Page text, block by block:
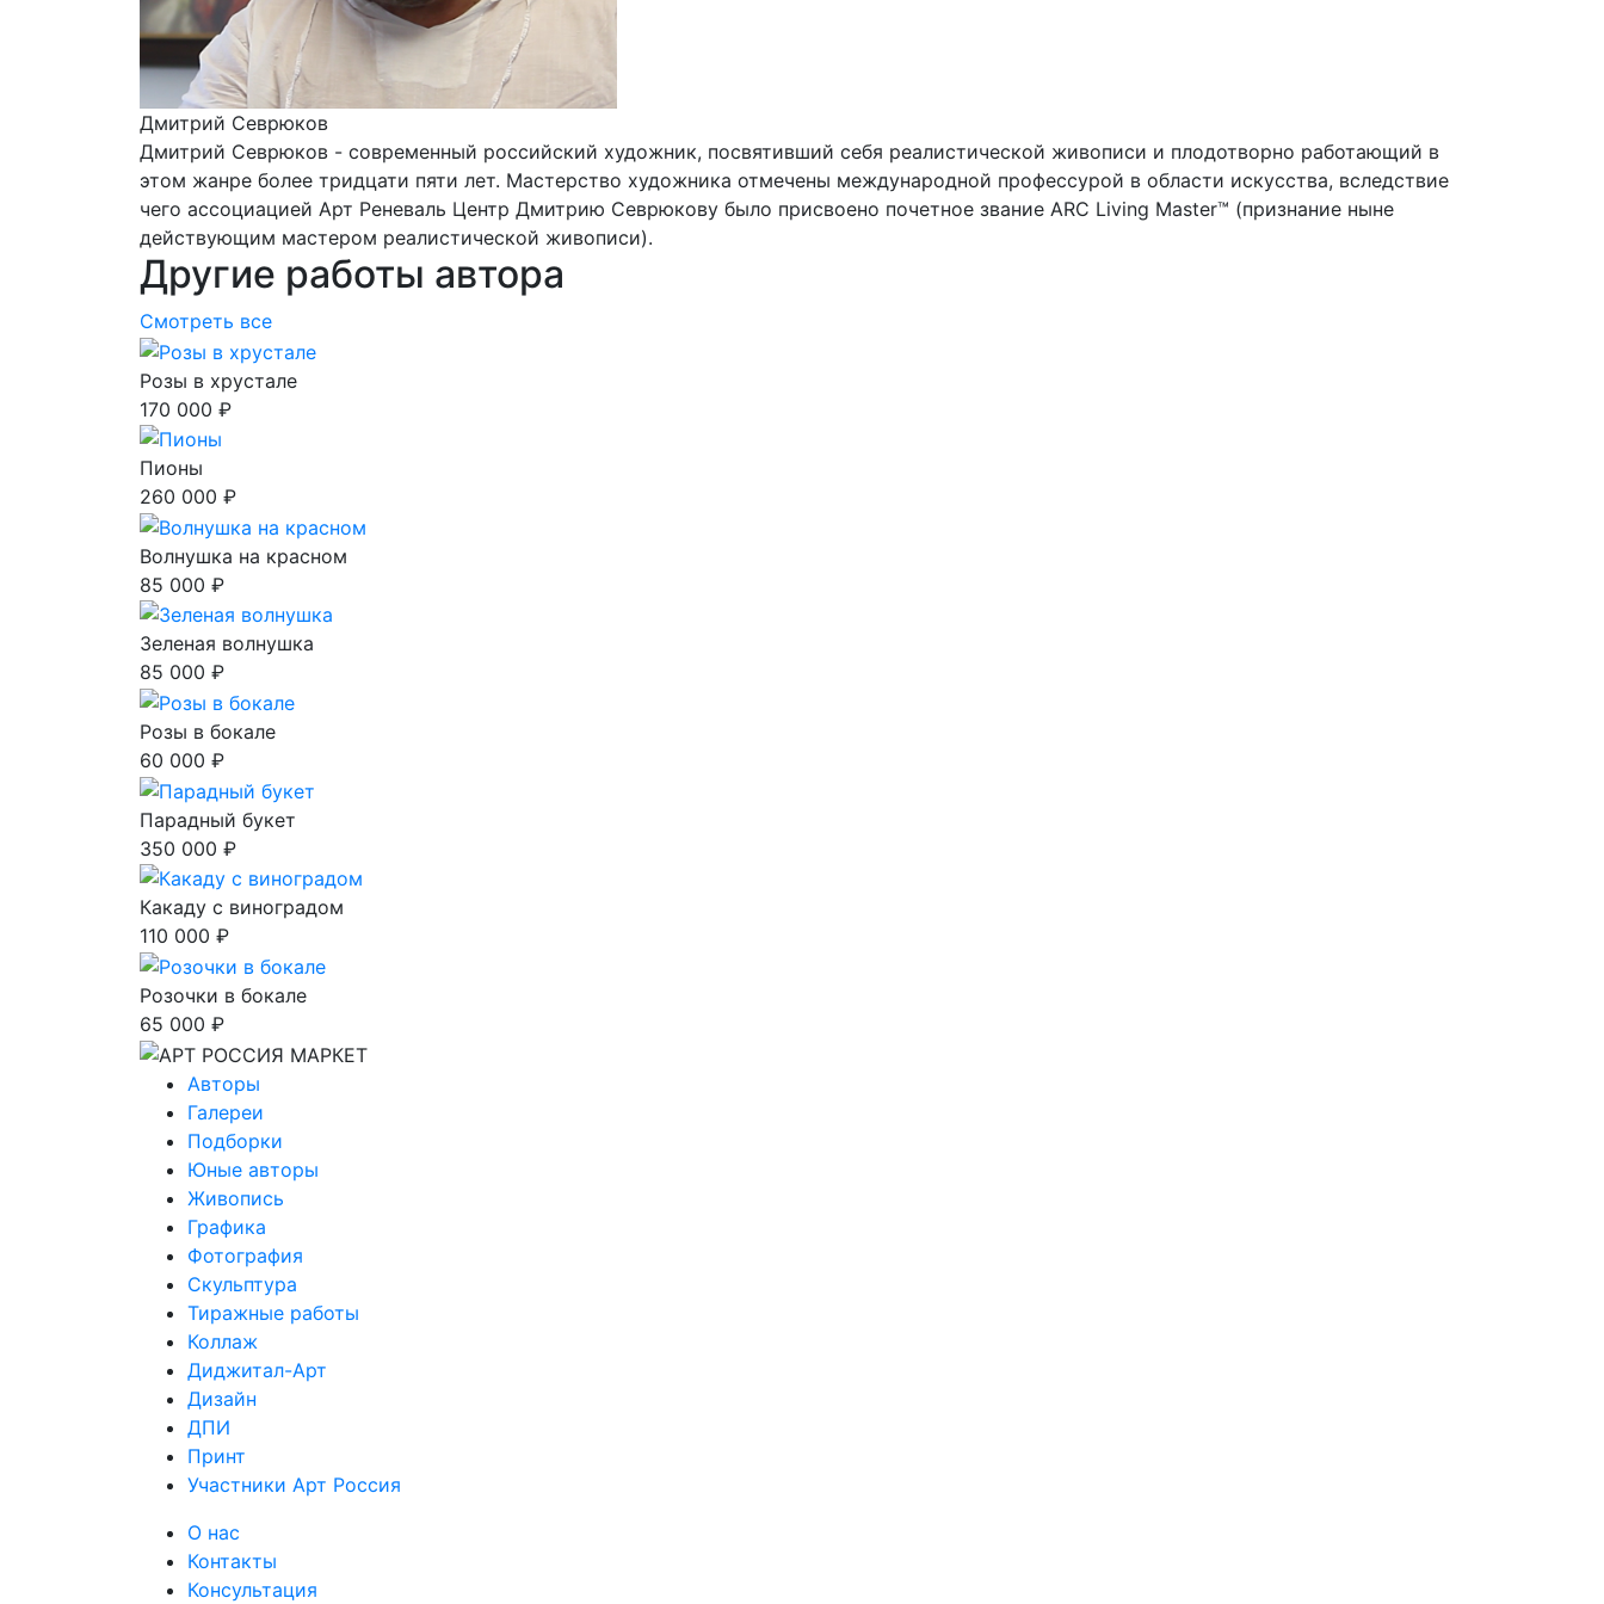
Дмитрий Севрюков
Дмитрий Севрюков - современный российский художник, посвятивший себя реалистической живописи и плодотворно работающий в
этом жанре более тридцати пяти лет. Мастерство художника отмечены международной профессурой в области искусства, вследствие
чего ассоциацией Арт Реневаль Центр Дмитрию Севрюкову было присвоено почетное звание ARC Living Master™ (признание ныне
действующим мастером реалистической живописи).
Другие работы автора
Смотреть все
Розы в хрустале
170 000 ₽
Пионы
260 000 ₽
Волнушка на красном
85 000 ₽
Зеленая волнушка
85 000 ₽
Розы в бокале
60 000 ₽
Парадный букет
350 000 ₽
Какаду с виноградом
110 000 ₽
Розочки в бокале
65 000 ₽
Авторы
Галереи
Подборки
Юные авторы
Живопись
Графика
Фотография
Скульптура
Тиражные работы
Коллаж
Диджитал-Арт
Дизайн
ДПИ
Принт
Участники Арт Россия
О нас
Контакты
Консультация